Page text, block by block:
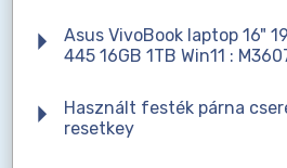
Asus VivoBook laptop 16"
445 16GB 1TB Win11 :
Használt festék párna
resetkey